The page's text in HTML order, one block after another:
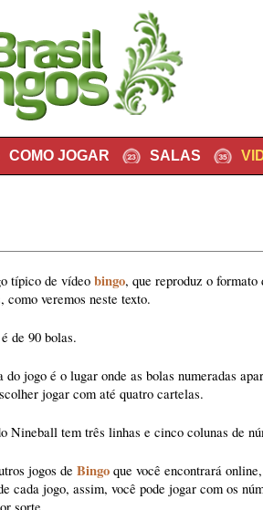
principal
secundário
COMO JOGAR SALAS
típico de vídeo bingo, que reproduz o
como veremos neste texto.
de 90 bolas.
jogo é o lugar onde as bolas numeradas
jogar com até quatro cartelas.
Nineball tem três linhas e cinco colunas de
jogos de Bingo que você encontrará
cada jogo, assim, você pode jogar com os
sorte.